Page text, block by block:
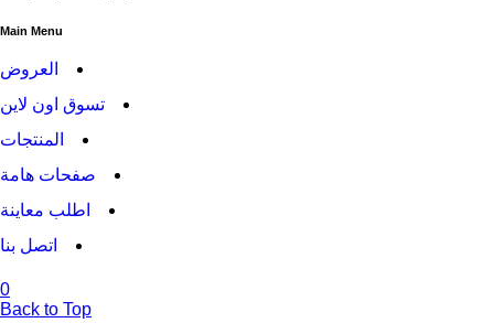
Cart (0)
CONTINUE SHOPPING
Main Menu
العروض
تسوق اون لاين
المنتجات
صفحات هامة
اطلب معاينة
اتصل بنا
0
Back to Top